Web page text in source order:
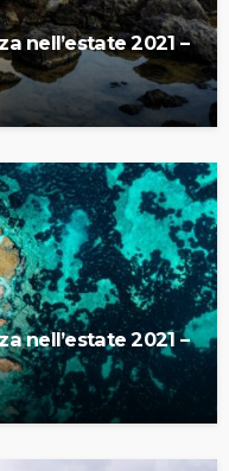
nell’estate 2021 –
nell’estate 2021 –